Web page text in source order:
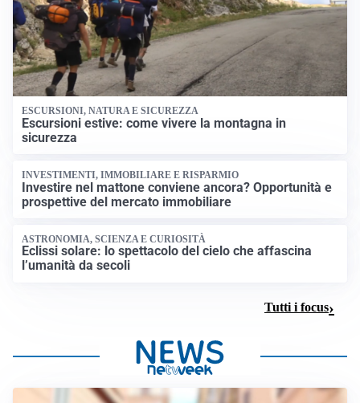
ESCURSIONI, NATURA E SICUREZZA
Escursioni estive: come vivere la montagna in
sicurezza
INVESTIMENTI, IMMOBILIARE E RISPARMIO
Investire nel mattone conviene ancora? Opportunità e
prospettive del mercato immobiliare
ASTRONOMIA, SCIENZA E CURIOSITÀ
Eclissi solare: lo spettacolo del cielo che affascina
l’umanità da secoli
Tutti i focus